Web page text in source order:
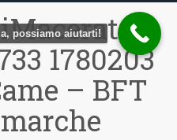
1780203
– BFT
possiamo aiutarti!